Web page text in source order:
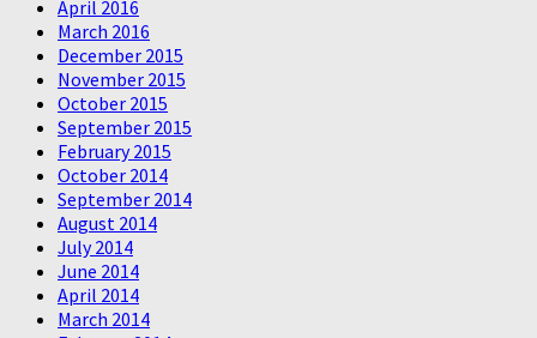
April 2016
March 2016
December 2015
November 2015
October 2015
September 2015
February 2015
October 2014
September 2014
August 2014
July 2014
June 2014
April 2014
March 2014